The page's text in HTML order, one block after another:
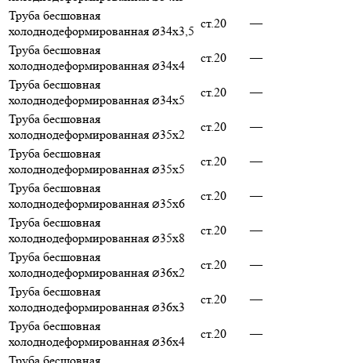
Труба бесшовная
холоднодеформированная ⌀34х3,5
ст.20
—
Труба бесшовная
холоднодеформированная ⌀34х4
ст.20
—
Труба бесшовная
холоднодеформированная ⌀34х5
ст.20
—
Труба бесшовная
холоднодеформированная ⌀35х2
ст.20
—
Труба бесшовная
холоднодеформированная ⌀35х5
ст.20
—
Труба бесшовная
холоднодеформированная ⌀35х6
ст.20
—
Труба бесшовная
холоднодеформированная ⌀35х8
ст.20
—
Труба бесшовная
холоднодеформированная ⌀36х2
ст.20
—
Труба бесшовная
холоднодеформированная ⌀36х3
ст.20
—
Труба бесшовная
холоднодеформированная ⌀36х4
ст.20
—